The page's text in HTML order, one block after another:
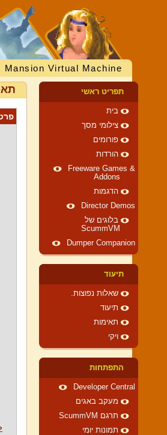
Virtual Machine
תפריט ראשי
בית
צילומי מסך
פורומים
הורדות
Freeware Games &
Addons
הדגמות
Director Demos
בלוגים של
ScummVM
Dumper Companion
תיעוד
שאלות נפוצות.
תיעוד
תאימות
ויקי
התפתחות
Developer Central
מעקב באגים
תרגם ScummVM
תמונות יומי